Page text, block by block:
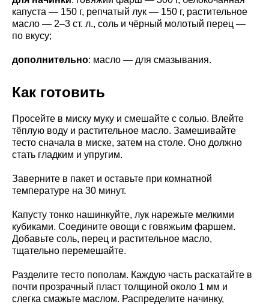
капуста — 150 г, репчатый лук — 150 г, растительное
масло — 2–3 ст. л., соль и чёрный молотый перец —
по вкусу;
дополнительно: масло — для смазывания.
Как готовить
Просейте в миску муку и смешайте с солью. Влейте
тёплую воду и растительное масло. Замешивайте
тесто сначала в миске, затем на столе. Оно должно
стать гладким и упругим.
Заверните в пакет и оставьте при комнатной
температуре на 30 минут.
Капусту тонко нашинкуйте, лук нарежьте мелкими
кубиками. Соедините овощи с говяжьим фаршем.
Добавьте соль, перец и растительное масло,
тщательно перемешайте.
Разделите тесто пополам. Каждую часть раскатайте в
почти прозрачный пласт толщиной около 1 мм и
слегка смажьте маслом. Распределите начинку,